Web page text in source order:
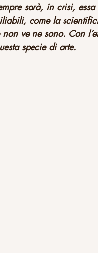
sarà, in crisi, essa
come la
ve ne sono. Con
specie di arte.